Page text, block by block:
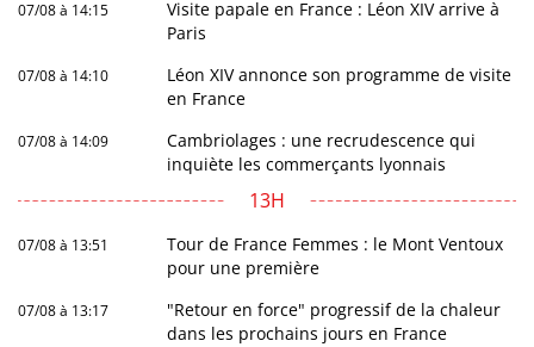
07/08 à 14:15
Visite papale en France : Léon XIV arrive à
Paris
07/08 à 14:10
Léon XIV annonce son programme de visite
en France
07/08 à 14:09
Cambriolages : une recrudescence qui
inquiète les commerçants lyonnais
13H
07/08 à 13:51
Tour de France Femmes : le Mont Ventoux
pour une première
07/08 à 13:17
"Retour en force" progressif de la chaleur
dans les prochains jours en France